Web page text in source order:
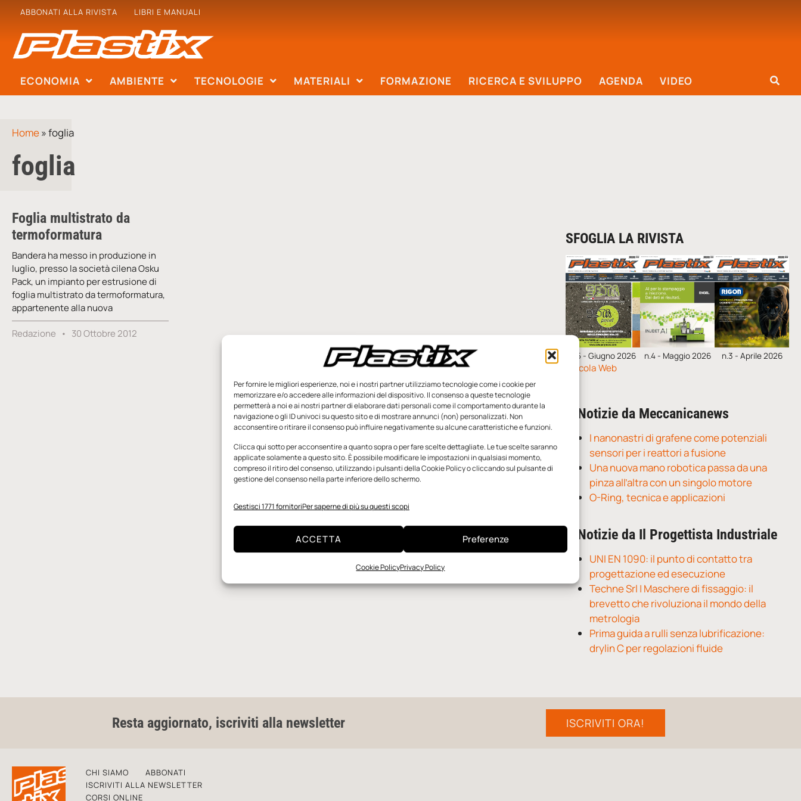
Per fornire le migliori esperienze, noi e i nostri partner utilizziamo tecnologie come i cookie per
memorizzare e/o accedere alle informazioni del dispositivo. Il consenso a queste tecnologie
permetterà a noi e ai nostri partner di elaborare dati personali come il comportamento durante la
navigazione o gli ID univoci su questo sito e di mostrare annunci (non) personalizzati. Non
acconsentire o ritirare il consenso può influire negativamente su alcune caratteristiche e funzioni.
Clicca qui sotto per acconsentire a quanto sopra o per fare scelte dettagliate. Le tue scelte saranno
applicate solamente a questo sito. È possibile modificare le impostazioni in qualsiasi momento,
compreso il ritiro del consenso, utilizzando i pulsanti della Cookie Policy o cliccando sul pulsante di
gestione del consenso nella parte inferiore dello schermo.
Gestisci 1771 fornitoriPer saperne di più su questi scopi
ACCETTA Preferenze
Cookie PolicyPrivacy Policy
ABBONATI ALLA RIVISTA LIBRI E MANUALI
ECONOMIA AMBIENTE TECNOLOGIE MATERIALI FORMAZIONE RICERCA E SVILUPPO AGENDA VIDEO
Home»foglia
foglia
Foglia multistrato da
termoformatura
Bandera ha messo in produzione in
luglio, presso la società cilena Osku
Pack, un impianto per estrusione di
foglia multistrato da termoformatura,
appartenente alla nuova
Redazione 30 Ottobre 2012
SFOGLIA LA RIVISTA
n.5 - Giugno 2026 n.4 - Maggio 2026 n.3 - Aprile 2026
Edicola Web
Notizie da Meccanicanews
I nanonastri di grafene come potenziali
sensori per i reattori a fusione
Una nuova mano robotica passa da una
pinza all’altra con un singolo motore
O-Ring, tecnica e applicazioni
Notizie da Il Progettista Industriale
UNI EN 1090: il punto di contatto tra
progettazione ed esecuzione
Techne Srl | Maschere di fissaggio: il
brevetto che rivoluziona il mondo della
metrologia
Prima guida a rulli senza lubrificazione:
drylin C per regolazioni fluide
Resta aggiornato, iscriviti alla newsletter ISCRIVITI ORA!
CHI SIAMO
ABBONATI
ISCRIVITI ALLA NEWSLETTER
CORSI ONLINE